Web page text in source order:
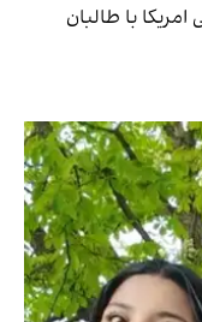
با طالبان